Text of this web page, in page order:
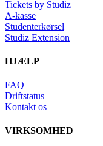
Tickets by Studiz
A-kasse
Studenterkørsel
Studiz Extension
HJÆLP
FAQ
Driftstatus
Kontakt os
VIRKSOMHED